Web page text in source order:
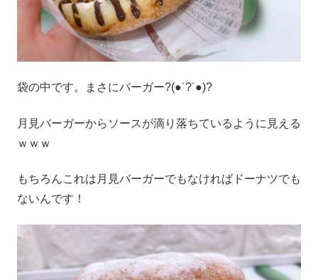
袋の中です。まさにバーガー?(●˙?˙●)?
月見バーガーからソースが滴り落ちているように見える
ｗｗｗ
もちろんこれは月見バーガーでもなければドーナツでも
ないんです！